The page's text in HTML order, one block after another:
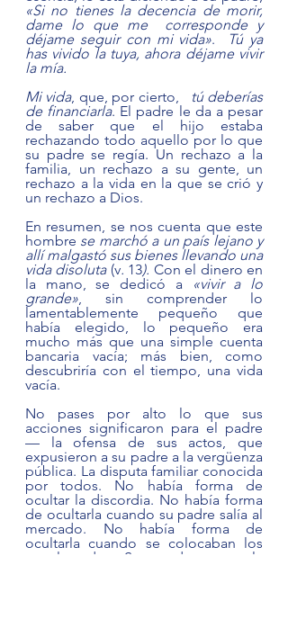
«Si no tienes la decencia de morir,
dame lo que me  corresponde y
déjame seguir con mi vida».
Tú ya
has vivido la tuya, ahora déjame vivir
la mía.
Mi vida, que, por cierto,
tú deberías
de financiarla. El padre le da a pesar
de saber que el hijo estaba
rechazando todo aquello por lo que
su padre se regía. Un rechazo a la
familia, un rechazo a su gente, un
rechazo a la vida en la que se crió y
un rechazo a Dios.
En resumen, se nos cuenta que este
hombre se marchó a un país lejano y
allí malgastó sus bienes llevando una
vida disoluta (v. 13). Con el dinero en
la mano, se dedicó a
«vivir a lo
grande» , sin comprender lo
lamentablemente pequeño que
había elegido, lo pequeño era
mucho más que una simple cuenta
bancaria vacía; más bien, como
descubriría con el tiempo, una vida
vacía.
No pases por alto lo que sus
acciones significaron para el padre
— la ofensa de sus actos, que
expusieron a su padre a la vergüenza
pública. La disputa familiar conocida
por todos. No había forma de
ocultar la discordia. No había forma
de ocultarla cuando su padre salía al
mercado. No había forma de
ocultarla cuando se colocaban los
carteles de «Se vende» para la